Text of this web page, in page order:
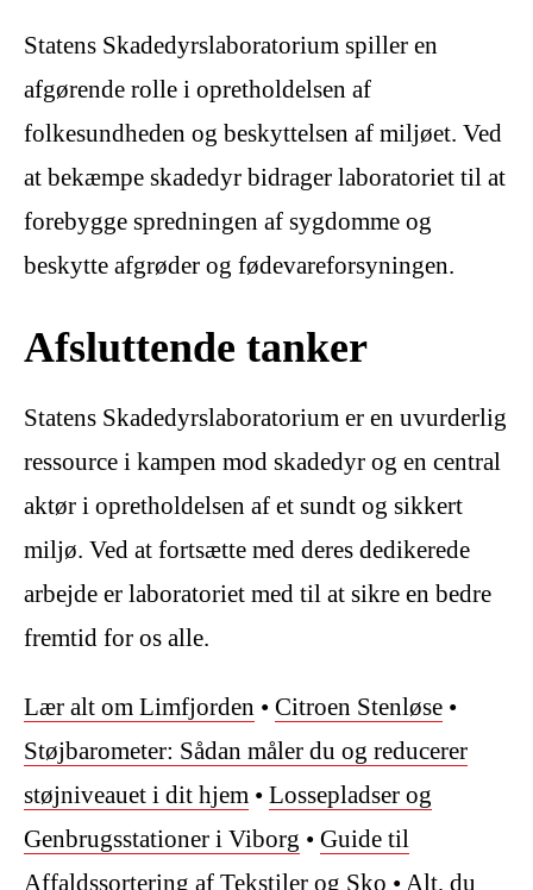
Statens Skadedyrslaboratorium spiller en
afgørende rolle i opretholdelsen af
folkesundheden og beskyttelsen af miljøet. Ved
at bekæmpe skadedyr bidrager laboratoriet til at
forebygge spredningen af sygdomme og
beskytte afgrøder og fødevareforsyningen.
Afsluttende tanker
Statens Skadedyrslaboratorium er en uvurderlig
ressource i kampen mod skadedyr og en central
aktør i opretholdelsen af et sundt og sikkert
miljø. Ved at fortsætte med deres dedikerede
arbejde er laboratoriet med til at sikre en bedre
fremtid for os alle.
Lær alt om Limfjorden • Citroen Stenløse •
Støjbarometer: Sådan måler du og reducerer
støjniveauet i dit hjem • Lossepladser og
Genbrugsstationer i Viborg • Guide til
Affaldssortering af Tekstiler og Sko • Alt, du